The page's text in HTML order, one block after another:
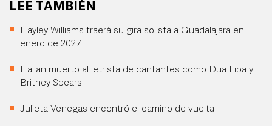
LEE TAMBIÉN
Hayley Williams traerá su gira solista a Guadalajara en
enero de 2027
Hallan muerto al letrista de cantantes como Dua Lipa y
Britney Spears
Julieta Venegas encontró el camino de vuelta